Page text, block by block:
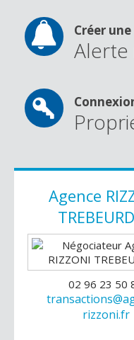
Créer une
Alerte
Agence
02 96 23 50
rizzoni.fr